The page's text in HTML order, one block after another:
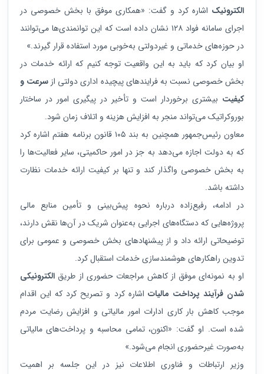
الکترونیک اشاره کرد و گفت: «همکاری موفق با بخش خصوصی در
اجرای سامانه فواد ۱۲۸ نشان داده است که این توانمندی‌ها می‌توانند
در حوزه‌های خدماتی و غیردولتی به‌خوبی مورد استفاده قرار گیرند.»
او بیان کرد که باید به این واقعیت توجه کنیم که ارائه خدمات در
بخش خصوصی نسبت به فرایندهای پیچیده اداری دولتی از سرعت و
کیفیت بیشتری برخوردار است و تأخیر در پیگیری امور در ساختار
بوروکراتیک می‌تواند منجر به افزایش هزینه و اتلاف زمان شود.
معاون رئیس‌جمهور همچنین به بند ۱۰۵ قانون برنامه هفتم اشاره کرد
که به دولت اجازه می‌دهد به جز در امور حاکمیتی، سایر فعالیت‌ها را
به بخش خصوصی واگذار کند و تنها بر کیفیت ارائه خدمات نظارت
داشته باشد.
در ادامه، رفیع‌زاده درباره نحوه پیش‌بینی و تأمین منابع مالی
پروژه‌هایی که دستگاه‌های اجرایی به‌عنوان شریک در آن‌ها نقش دارند،
توضیحاتی ارائه داد و از پیشنهادهای بخش خصوصی و عمومی برای
تدوین راهکارهای هوشمندسازی خدمات استقبال کرد.
او به نمونه‌ای موفق از کاهش مراجعات حضوری از طریق الکترونیکی
شدن فرآیند پرداخت مالیات اشاره کرد و تصریح کرد که این اقدام
موجب کاهش بار کاری ادارات امور مالیاتی و افزایش رضایت مردم
شده است. او گفت: «اکنون، تمامی محاسبه و پرداخت‌های مالیاتی
به‌صورت غیرحضوری انجام می‌شود.»
وزیر ارتباطات و فناوری اطلاعات نیز در این جلسه بر اهمیت